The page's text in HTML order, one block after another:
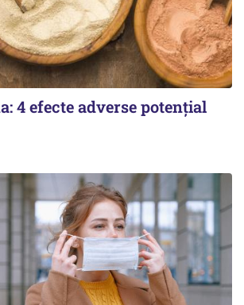
4 efecte adverse potențial